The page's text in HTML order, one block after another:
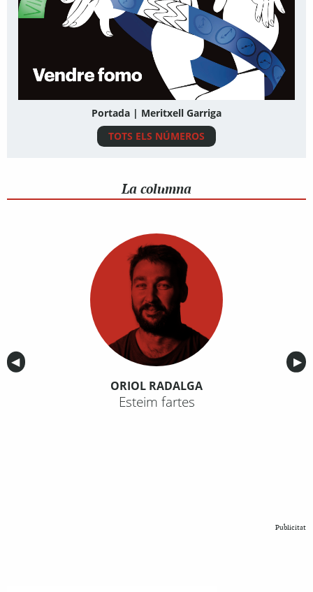
Portada | Meritxell Garriga
TOTS ELS NÚMEROS
La columna
Anterior
◀︎ ▶︎
ORIOL RADALGA
Esteim fartes
Publicitat